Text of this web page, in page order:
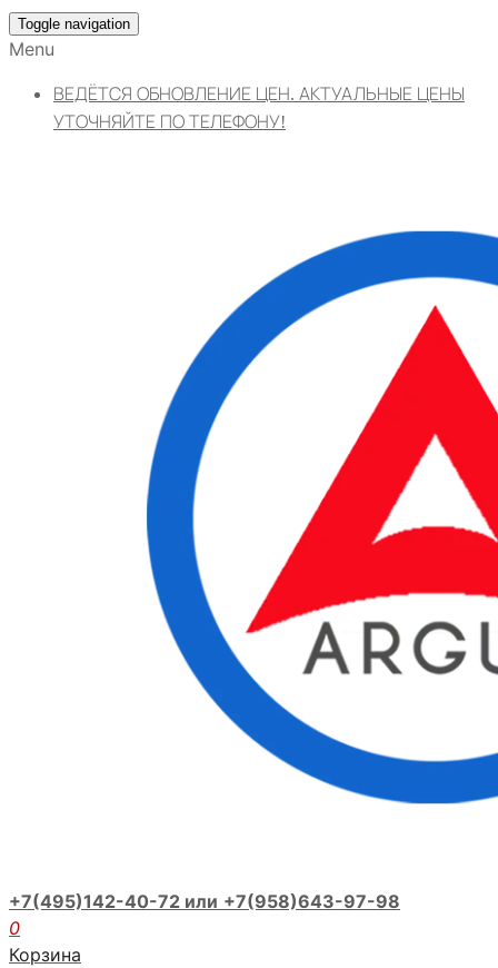
Toggle navigation
Menu
ВЕДЁТСЯ ОБНОВЛЕНИЕ ЦЕН. АКТУАЛЬНЫЕ ЦЕНЫ
УТОЧНЯЙТЕ ПО ТЕЛЕФОНУ!
+7(495)142-40-72 или +7(958)643-97-98
0
Корзина